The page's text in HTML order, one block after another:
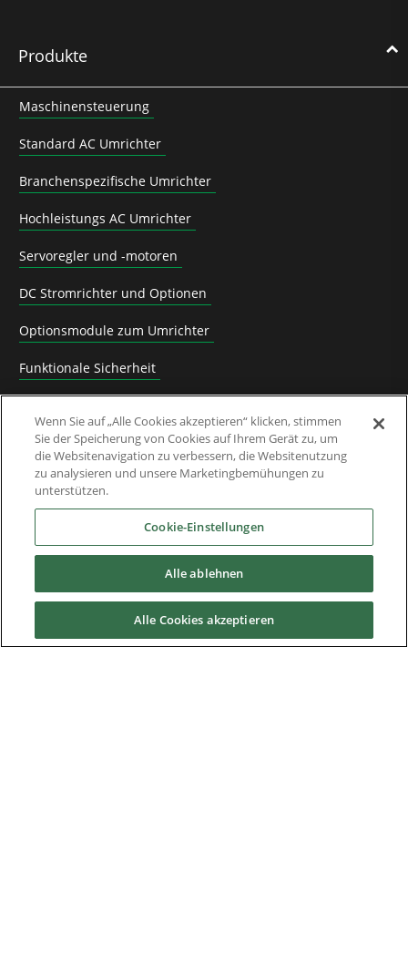
Produkte
Maschinensteuerung
Standard AC Umrichter
Branchenspezifische Umrichter
Hochleistungs AC Umrichter
Servoregler und -motoren
DC Stromrichter und Optionen
Optionsmodule zum Umrichter
Funktionale Sicherheit
Anwendungslösungen
Abgelöste Produkte und Migrationsanleitungen
Service & Support
News & Media
Wenn Sie auf „Alle Cookies akzeptieren“ klicken, stimmen
Sie der Speicherung von Cookies auf Ihrem Gerät zu, um
die Websitenavigation zu verbessern, die Websitenutzung
zu analysieren und unsere Marketingbemühungen zu
unterstützen.
Cookie-Einstellungen
Alle ablehnen
Alle Cookies akzeptieren